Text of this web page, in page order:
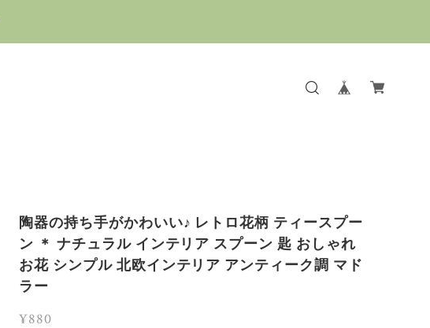
陶器の持ち手がかわいい♪ レトロ花柄 ティースプー
ン ＊ ナチュラル インテリア スプーン 匙 おしゃれ
お花 シンプル 北欧インテリア アンティーク調 マド
ラー
¥880